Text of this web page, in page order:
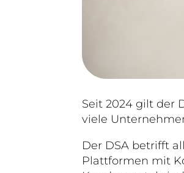
Seit 2024 gilt der
viele
Der DSA betrifft
Plattformen mit